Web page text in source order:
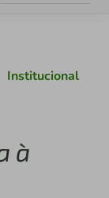
Institucional
à